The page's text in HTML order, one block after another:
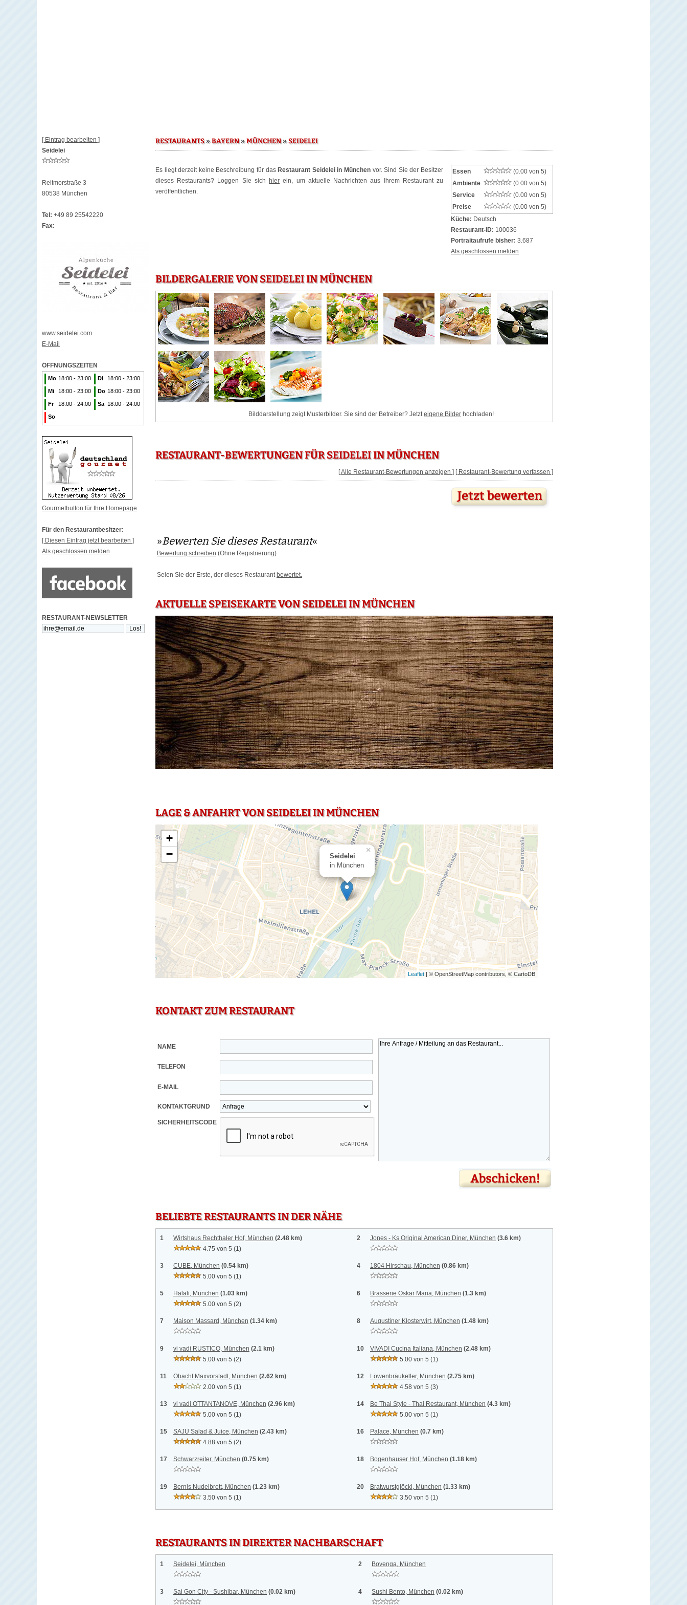
[ Eintrag bearbeiten ]
Seidelei
Reitmorstraße 3
80538 München
Tel: +49 89 25542220
Fax:
www.seidelei.com
E-Mail
ÖFFNUNGSZEITEN
Mo 18:00 - 23:00 Di 18:00 - 23:00
Mi 18:00 - 23:00 Do 18:00 - 23:00
Fr 18:00 - 24:00 Sa 18:00 - 24:00
So
Gourmetbutton für Ihre Homepage
Für den Restaurantbesitzer:
[ Diesen Eintrag jetzt bearbeiten ]
Als geschlossen melden
RESTAURANT-NEWSLETTER
RESTAURANTS»BAYERN»MÜNCHEN»SEIDELEI
Es liegt derzeit keine Beschreibung für das Restaurant Seidelei in München vor. Sind Sie der Besitzer
dieses Restaurants? Loggen Sie sich
hier ein, um aktuelle Nachrichten aus Ihrem Restaurant zu
veröffentlichen.
Essen
(0.00 von 5)
Ambiente
(0.00 von 5)
Service
(0.00 von 5)
Preise
(0.00 von 5)
Küche: Deutsch
Restaurant-ID: 100036
Portraitaufrufe bisher: 3.687
Als geschlossen melden
BILDERGALERIE VON SEIDELEI IN MÜNCHEN
Bilddarstellung zeigt Musterbilder. Sie sind der Betreiber? Jetzteigene Bilder hochladen!
RESTAURANT-BEWERTUNGEN FÜR SEIDELEI IN MÜNCHEN
[ Alle Restaurant-Bewertungen anzeigen ] [ Restaurant-Bewertung verfassen ]
»Bewerten Sie dieses Restaurant«
Bewertung schreiben (Ohne Registrierung)
Seien Sie der Erste, der dieses Restaurant bewertet.
AKTUELLE SPEISEKARTE VON SEIDELEI IN MÜNCHEN
LAGE & ANFAHRT VON SEIDELEI IN MÜNCHEN
Seidelei
in München
×
+
−
Leaflet | © OpenStreetMap contributors, © CartoDB
KONTAKT ZUM RESTAURANT
NAME
TELEFON
E-MAIL
KONTAKTGRUND
SICHERHEITSCODE
BELIEBTE RESTAURANTS IN DER NÄHE
1 Wirtshaus Rechthaler Hof, München (2.48 km)
4.75 von 5 (1)
2 Jones - Ks Original American Diner, München (3.6 km)
3 CUBE, München (0.54 km)
5.00 von 5 (1)
4 1804 Hirschau, München (0.86 km)
5 Halali, München (1.03 km)
5.00 von 5 (2)
6 Brasserie Oskar Maria, München (1.3 km)
7 Maison Massard, München (1.34 km) 8 Augustiner Klosterwirt, München (1.48 km)
9 vi vadi RUSTICO, München (2.1 km)
5.00 von 5 (2)
10 VIVADI Cucina Italiana, München (2.48 km)
5.00 von 5 (1)
11 Obacht Maxvorstadt, München (2.62 km)
2.00 von 5 (1)
12 Löwenbräukeller, München (2.75 km)
4.58 von 5 (3)
13 vi vadi OTTANTANOVE, München (2.96 km)
5.00 von 5 (1)
14 Be Thai Style - Thai Restaurant, München (4.3 km)
5.00 von 5 (1)
15 SAJU Salad & Juice, München (2.43 km)
4.88 von 5 (2)
16 Palace, München (0.7 km)
17 Schwarzreiter, München (0.75 km) 18 Bogenhauser Hof, München (1.18 km)
19 Bernis Nudelbrett, München (1.23 km)
3.50 von 5 (1)
20 Bratwurstglöckl, München (1.33 km)
3.50 von 5 (1)
RESTAURANTS IN DIREKTER NACHBARSCHAFT
1 Seidelei, München 2 Bovenga, München
3 Sai Gon City - Sushibar, München (0.02 km) 4 Sushi Bento, München (0.02 km)